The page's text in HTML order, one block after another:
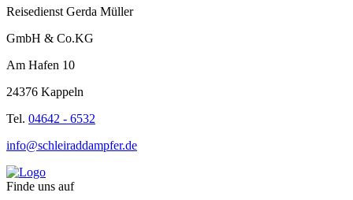
Reisedienst Gerda Müller
GmbH & Co.KG
Am Hafen 10
24376 Kappeln
Tel. 04642 - 6532
info@schleiraddampfer.de
Finde uns auf